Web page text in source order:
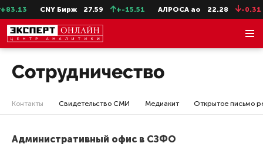
CNY Бирж 27.59 +-15.51 АЛРОСА ао 22.28 -0.31
Cотрудничество
Контакты Свидетельство СМИ Медиакит Открытое письмо
Административный офис в СЗФО